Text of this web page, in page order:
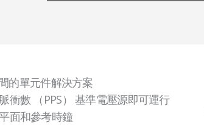
的單元件解決方案
衝數 （PPS） 基準電壓源即可運行
面和參考時鐘